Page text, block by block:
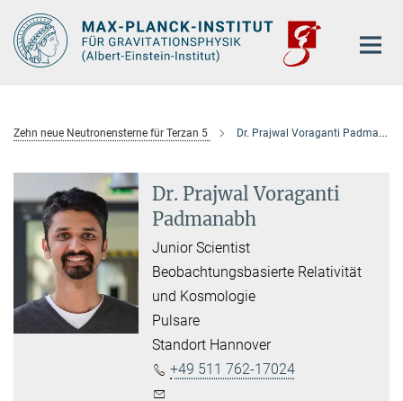
Hauptinhalt
Zehn neue Neutronensterne für Terzan 5 Dr. Prajwal Voraganti Padmanabh
Dr. Prajwal Voraganti
Padmanabh
Junior Scientist
Beobachtungsbasierte Relativität
und Kosmologie
Pulsare
Standort Hannover
+49 511 762-17024